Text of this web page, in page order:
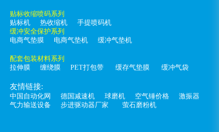
贴标收缩喷码系列
贴标机
热收缩机
手提喷码机
缓冲安全保护系列
电商气垫膜
电商气垫机 缓冲气垫机
配套包装材料系列
拉伸膜
缠绕膜 PET打包带 缓存气垫膜 缓冲气袋
友情链接:
中国自动化网 德国减速机 球磨机 空气锤价格
激振器
气力输送设备
步进驱动器厂家 萤石磨粉机